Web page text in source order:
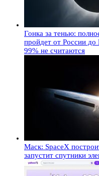
Гонка за тенью:
пройдет от России
99% не считаются
Маск: SpaceX
запустит спутники